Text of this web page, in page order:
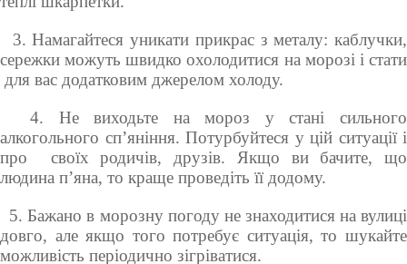
3. Намагайтеся уникати прикрас з металу: каблучки,
сережки можуть швидко охолодитися на морозі і стати
для вас додатковим джерелом холоду.
4. Не виходьте на мороз у стані сильного
алкогольного сп’яніння. Потурбуйтеся у цій ситуації і
про своїх родичів, друзів. Якщо ви бачите, що
людина п’яна, то краще проведіть її додому.
5. Бажано в морозну погоду не знаходитися на вулиці
довго, але якщо того потребує ситуація, то шукайте
можливість періодично зігріватися.